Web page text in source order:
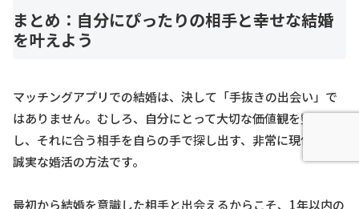
まとめ：自分にぴったりの相手と幸せな結婚
を叶えよう
マッチングアプリでの結婚は、決して「手抜きの出会い」で
はありません。むしろ、自分にとって大切な価値観を整理
し、それに合う相手を自らの手で探し出す、非常に現代的で
誠実な婚活の方法です。
最初から結婚を意識した相手と出会えるからこそ、1年以内の